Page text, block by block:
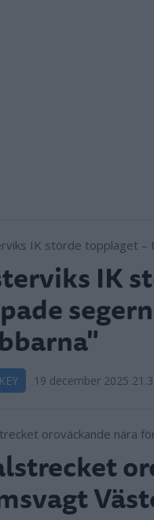
IK
19 december 2025